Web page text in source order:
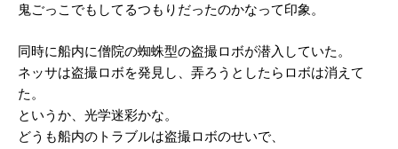
鬼ごっこでもしてるつもりだったのかなって印象。
同時に船内に僧院の蜘蛛型の盗撮ロボが潜入していた。
ネッサは盗撮ロボを発見し、弄ろうとしたらロボは消えて
た。
というか、光学迷彩かな。
どうも船内のトラブルは盗撮ロボのせいで、